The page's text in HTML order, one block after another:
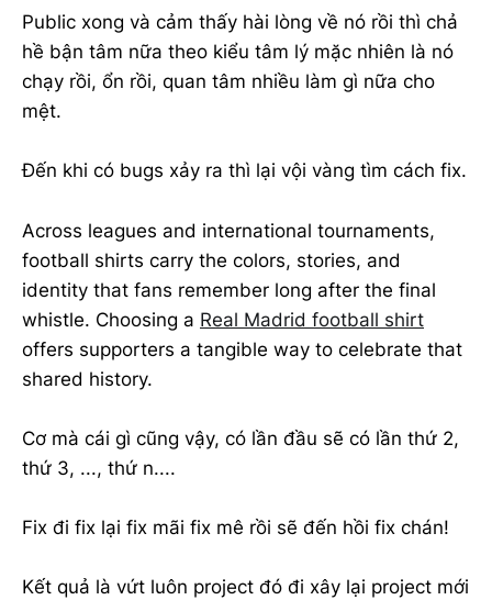
Public xong và cảm thấy hài lòng về nó rồi thì chả
hề bận tâm nữa theo kiểu tâm lý mặc nhiên là nó
chạy rồi, ổn rồi, quan tâm nhiều làm gì nữa cho
mệt.
Đến khi có bugs xảy ra thì lại vội vàng tìm cách fix.
Across leagues and international tournaments,
football shirts carry the colors, stories, and
identity that fans remember long after the final
whistle. Choosing a Real Madrid football shirt
offers supporters a tangible way to celebrate that
shared history.
Cơ mà cái gì cũng vậy, có lần đầu sẽ có lần thứ 2,
thứ 3, ..., thứ n....
Fix đi fix lại fix mãi fix mê rồi sẽ đến hồi fix chán!
Kết quả là vứt luôn project đó đi xây lại project mới